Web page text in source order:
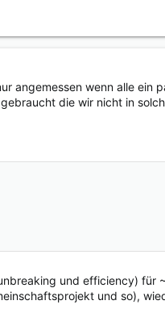
angemessen wenn alle ein
die wir nicht in
und efficiency) für
und so),